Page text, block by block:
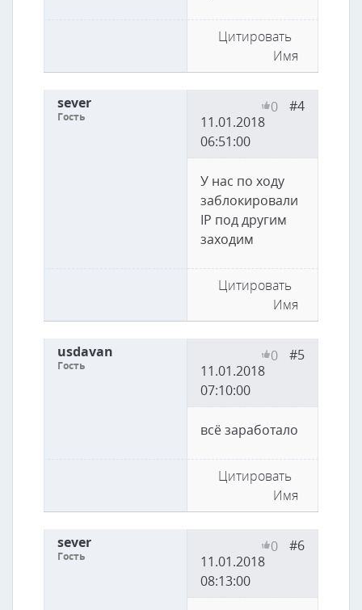
Цитировать
Имя
sever
Гость
#4
0
11.01.2018
06:51:00
У нас по ходу
заблокировали
IP под другим
заходим
Цитировать
Имя
usdavan
Гость
#5
0
11.01.2018
07:10:00
всё заработало
Цитировать
Имя
sever
Гость
#6
0
11.01.2018
08:13:00